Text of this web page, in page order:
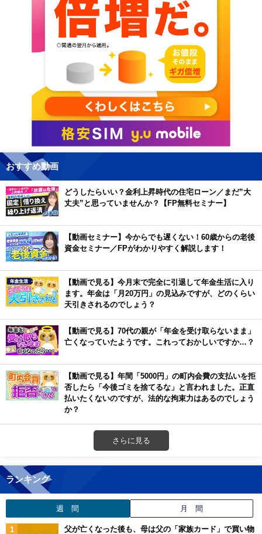
おすすめ動画
どうしたらいい？金利上昇時代の住宅ローン／まだ”大
丈夫”と思っていませんか？【FP無料セミナー】
【動画セミナー】今からでも遅くない！60歳からの老後
資金セミナー／FPがわかりやすく解説します！
【動画で見る】今月末で完全に引退して年金生活に入り
ます。年金は「月20万円」の見込みですが、どのくらい
天引きされるのでしょう？
【動画で見る】70代の親が「年金を受け取らないまま」
亡くなっていたようです。これっておかしいですか…？
【動画で見る】年間「5000円」の町内会費の支払いを拒
否したら「今後ゴミを捨てるな」と言われました。正直
払いたくないのですが、法的な拘束力はあるのでしょう
か？
さらに見る
ランキング
週 間 月 間
父が亡くなった後も、母は父の「家族カード」で買い物